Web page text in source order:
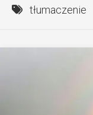
tłumaczenie